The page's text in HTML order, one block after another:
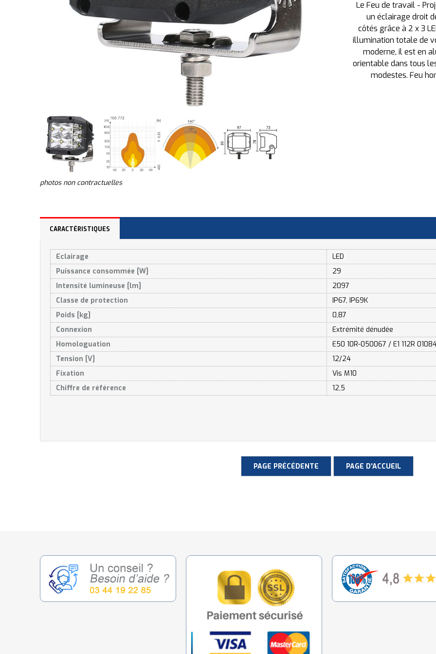
photos non contractuelles
Le Feu de travail -
un éclairage droit
côtés grâce à 2 x 3
illumination totale de
moderne, il est en
orientable dans tous
modestes. Feu
CARACTÉRISTIQUES
Eclairage
LED
Puissance consommée [W]
29
Intensité lumineuse [lm]
2097
Classe de protection
IP67, IP69K
Poids [kg]
0,87
Connexion
Extrémité dénudée
Homologuation
E50 10R-050067 / E1 112R
Tension [V]
12/24
Fixation
Vis M10
Chiffre de référence
12,5